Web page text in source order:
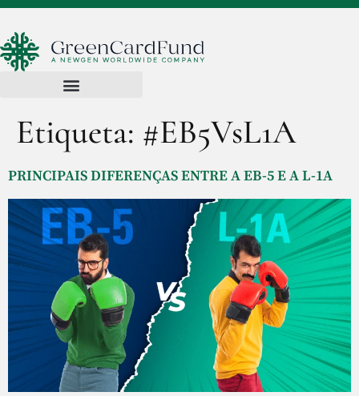
Etiqueta: #EB5VsL1A
PRINCIPAIS DIFERENÇAS ENTRE A EB-5 E A L-1A